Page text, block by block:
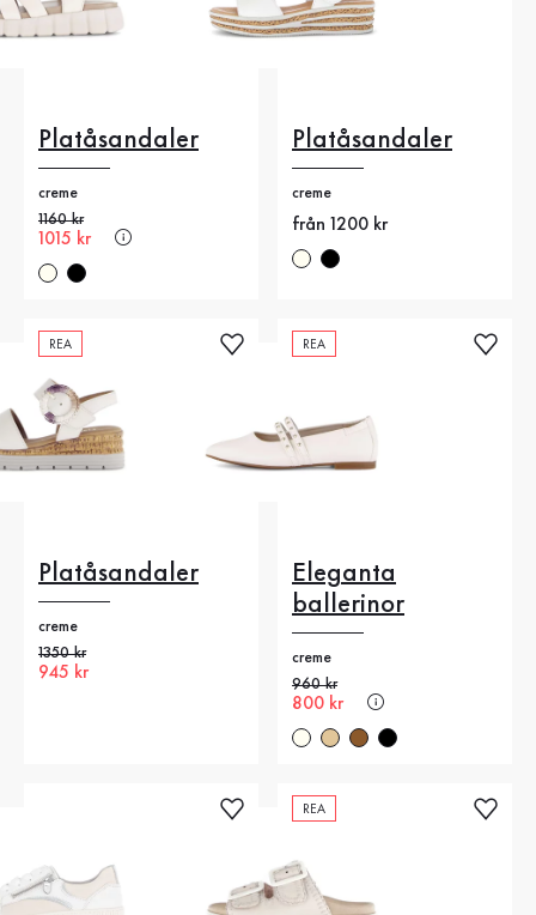
Platåsandaler
creme
Gammalt pris
1160 kr
Nytt pris
1015 kr
Platåsandaler
creme
Nytt pris
från 1200 kr
REA
Platåsandaler
creme
Gammalt pris
1350 kr
Nytt pris
945 kr
REA
Eleganta
ballerinor
creme
Gammalt pris
960 kr
Nytt pris
800 kr
REA